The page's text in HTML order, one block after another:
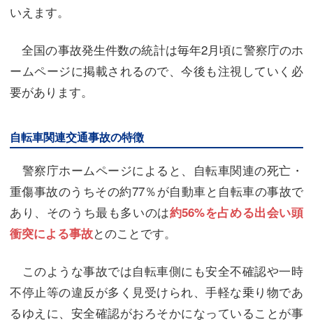
いえます。
全国の事故発生件数の統計は毎年2月頃に警察庁のホ
ームページに掲載されるので、今後も注視していく必
要があります。
自転車関連交通事故の特徴
警察庁ホームページによると、自転車関連の死亡・
重傷事故のうちその約77％が自動車と自転車の事故で
あり、そのうち最も多いのは約56%を占める出会い頭
衝突による事故とのことです。
このような事故では自転車側にも安全不確認や一時
不停止等の違反が多く見受けられ、手軽な乗り物であ
るゆえに、安全確認がおろそかになっていることが事